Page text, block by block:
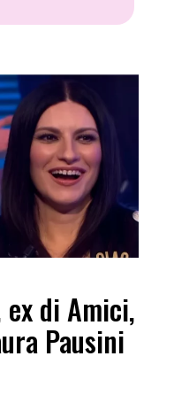
di Amici,
Pausini